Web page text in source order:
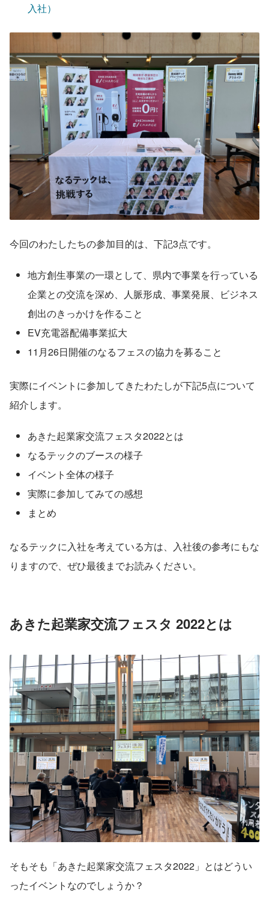
入社）
今回のわたしたちの参加目的は、下記3点です。
地方創生事業の一環として、県内で事業を行っている
企業との交流を深め、人脈形成、事業発展、ビジネス
創出のきっかけを作ること
EV充電器配備事業拡大
11月26日開催のなるフェスの協力を募ること
実際にイベントに参加してきたわたしが下記5点について
紹介します。
あきた起業家交流フェスタ2022とは
なるテックのブースの様子
イベント全体の様子
実際に参加してみての感想
まとめ
なるテックに入社を考えている方は、入社後の参考にもな
りますので、ぜひ最後までお読みください。
あきた起業家交流フェスタ 2022とは
そもそも「あきた起業家交流フェスタ2022」とはどうい
ったイベントなのでしょうか？